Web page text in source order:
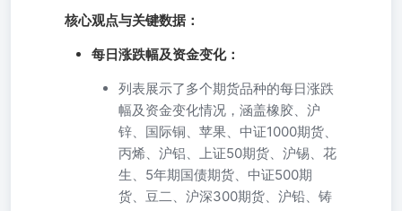
核心观点与关键数据：
每日涨跌幅及资金变化：
列表展示了多个期货品种的每日涨跌
幅及资金变化情况，涵盖橡胶、沪
锌、国际铜、苹果、中证1000期货、
丙烯、沪铝、上证50期货、沪锡、花
生、5年期国债期货、中证500期
货、豆二、沪深300期货、沪铅、铸